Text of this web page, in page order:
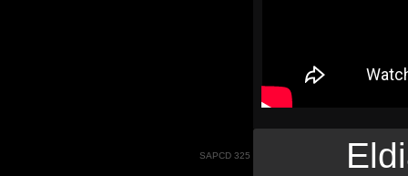
SAPCD 325